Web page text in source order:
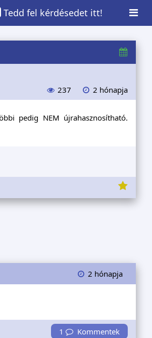
Tedd fel kérdésedet itt!
237 2 hónapja
pedig NEM újrahasznosítható.
2 hónapja
1 Kommentek